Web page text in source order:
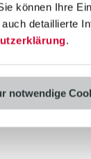
können Ihre
detaillierte
.
notwendige
Jetzt